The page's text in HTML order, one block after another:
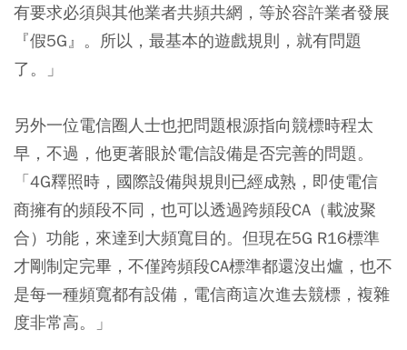
有要求必須與其他業者共頻共網，等於容許業者發展
『假5G』。所以，最基本的遊戲規則，就有問題
了。」
另外一位電信圈人士也把問題根源指向競標時程太
早，不過，他更著眼於電信設備是否完善的問題。
「4G釋照時，國際設備與規則已經成熟，即使電信
商擁有的頻段不同，也可以透過跨頻段CA（載波聚
合）功能，來達到大頻寬目的。但現在5G R16標準
才剛制定完畢，不僅跨頻段CA標準都還沒出爐，也不
是每一種頻寬都有設備，電信商這次進去競標，複雜
度非常高。」